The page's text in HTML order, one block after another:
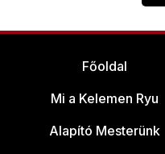
Főoldal
Mi a Kelemen Ryu
Alapító Mesterünk